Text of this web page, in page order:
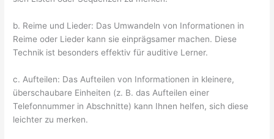
b. Reime und Lieder: Das Umwandeln von Informationen in
Reime oder Lieder kann sie einprägsamer machen. Diese
Technik ist besonders effektiv für auditive Lerner.
c. Aufteilen: Das Aufteilen von Informationen in kleinere,
überschaubare Einheiten (z. B. das Aufteilen einer
Telefonnummer in Abschnitte) kann Ihnen helfen, sich diese
leichter zu merken.